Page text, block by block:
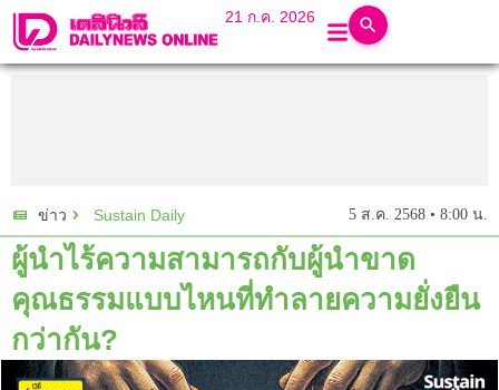
21 ก.ค. 2026
ข่าว Sustain Daily 5 ส.ค. 2568 • 8:00 น.
ผู้นำไร้ความสามารถกับผู้นำขาด
คุณธรรมแบบไหนที่ทำลายความยั่งยืน
กว่ากัน?